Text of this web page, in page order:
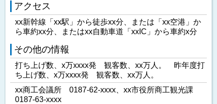
アクセス
xx新幹線「xx駅」から徒歩xx分、または「xx空港」か
ら車約xx分、またはxx自動車道「xxIC」から車約x分
その他の情報
打ち上げ数、x万xxxx発 観客数、xx万人。 昨年度打
ち上げ数、x万xxxx発 観客数、xx万人。
xx商工会議所 0187-62-xxxx、xx市役所商工観光課
0187-63-xxxx